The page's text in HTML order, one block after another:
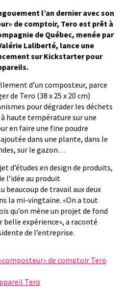
l’an dernier avec son
de comptoir, Tero est prêt à
de Québec, menée par
Laliberté, lance une
sur Kickstarter pour
d’un composteur, parce
de Tero (38 x 25 x 20 cm)
pour dégrader les déchets
haute température sur une
en faire une fine poudre
dans une plante, dans le
sur le gazon…
d’études en design de produits,
l’idée au produit
de travail aux deux
la mi-vingtaine. «On a tout
qu’on mène un projet de fond
belle expérience», a raconté
de l’entreprise.
de comptoir Tero
Tero